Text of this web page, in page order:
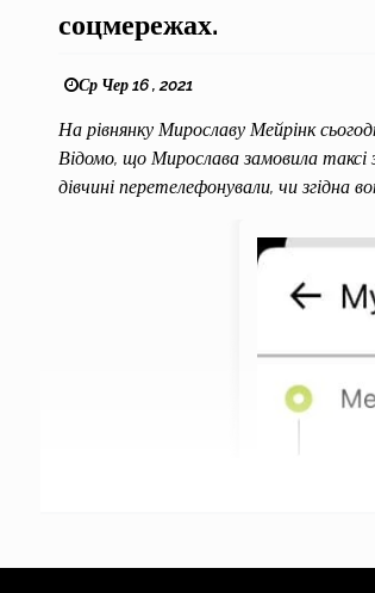
соцмережах.
Ср Чер 16 , 2021
На рівнянку Мирославу Мейрінк
Відомо, що Мирослава замовила
дівчині перетелефонували, чи згідна